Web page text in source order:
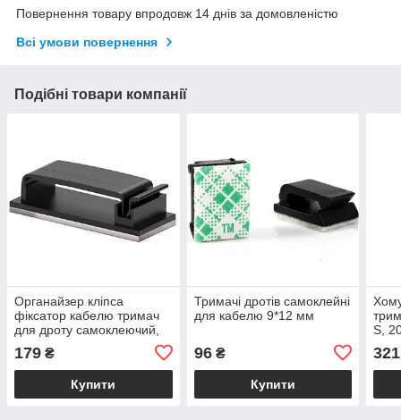
Повернення товару впродовж 14 днів за домовленістю
Всі умови повернення
Подібні товари компанії
Органайзер кліпса
фіксатор кабелю тримач
для дроту самоклеючий,
179 ₴
Купити
Тримачі дротів самоклейні
для кабелю 9*12 мм
96₴
Купити
S,
321